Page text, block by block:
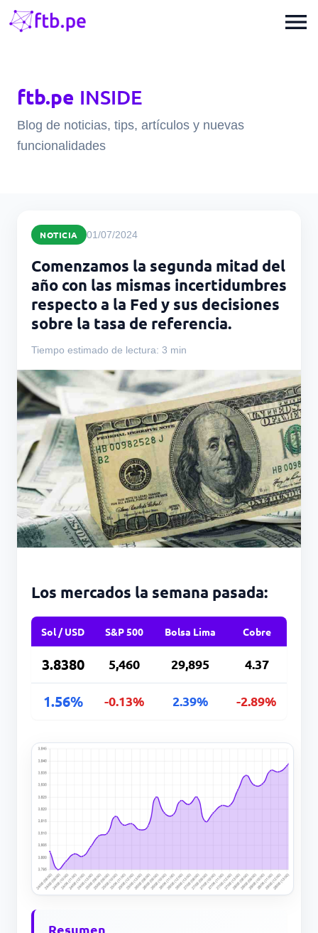
menu
ftb.pe INSIDE
Blog de noticias, tips, artículos y nuevas
funcionalidades
NOTICIA 01/07/2024
Comenzamos la segunda mitad del
año con las mismas incertidumbres
respecto a la Fed y sus decisiones
sobre la tasa de referencia.
Tiempo estimado de lectura: 3 min
Los mercados la semana pasada:
Sol / USD S&P 500 Bolsa Lima Cobre
3.8380 5,460 29,895 4.37
1.56% -0.13% 2.39% -2.89%
Resumen